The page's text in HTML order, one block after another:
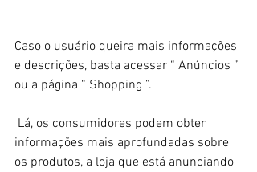
Caso o usuário queira mais informações
e descrições, basta acessar “ Anúncios ”
ou a página “ Shopping ”.
informações mais aprofundadas sobre
os produtos, a loja que está anunciando